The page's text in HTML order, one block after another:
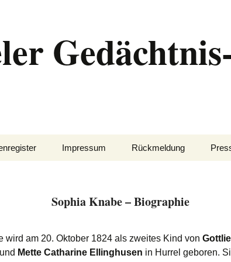
Impressum Rückmeldung
Sophia Knabe – Biographie
wird am 20. Oktober 1824 als zweites Kind von
und Mette Catharine Ellinghusen in Hurrel geboren.